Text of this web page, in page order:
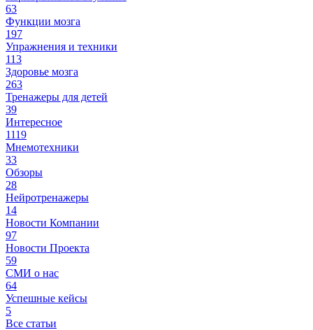
63
Функции мозга
197
Упражнения и техники
113
Здоровье мозга
263
Тренажеры для детей
39
Интересное
1119
Мнемотехники
33
Обзоры
28
Нейротренажеры
14
Новости Компании
97
Новости Проекта
59
СМИ о нас
64
Успешные кейсы
5
Все статьи